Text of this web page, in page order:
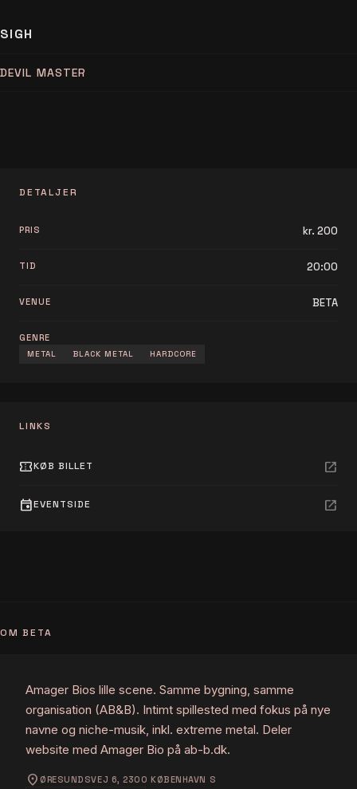
SIGH
DEVIL MASTER
DETALJER
PRIS kr. 200
TID 20:00
VENUE BETA
GENRE
METAL BLACK METAL HARDCORE
LINKS
confirmation_numberKØB BILLET open_in_new
eventEVENTSIDE open_in_new
OM BETA
Amager Bios lille scene. Samme bygning, samme
organisation (AB&B). Intimt spillested med fokus på nye
navne og niche-musik, inkl. extreme metal. Deler
website med Amager Bio på ab-b.dk.
location_on ØRESUNDSVEJ 6, 2300 KØBENHAVN S